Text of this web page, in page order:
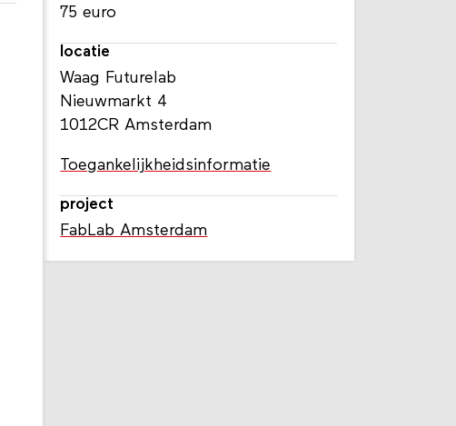
75 euro
locatie
Waag Futurelab
Nieuwmarkt 4
1012CR Amsterdam
Toegankelijkheidsinformatie
project
FabLab Amsterdam